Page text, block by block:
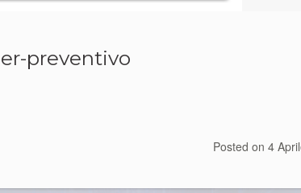
preventivo
Posted on 4